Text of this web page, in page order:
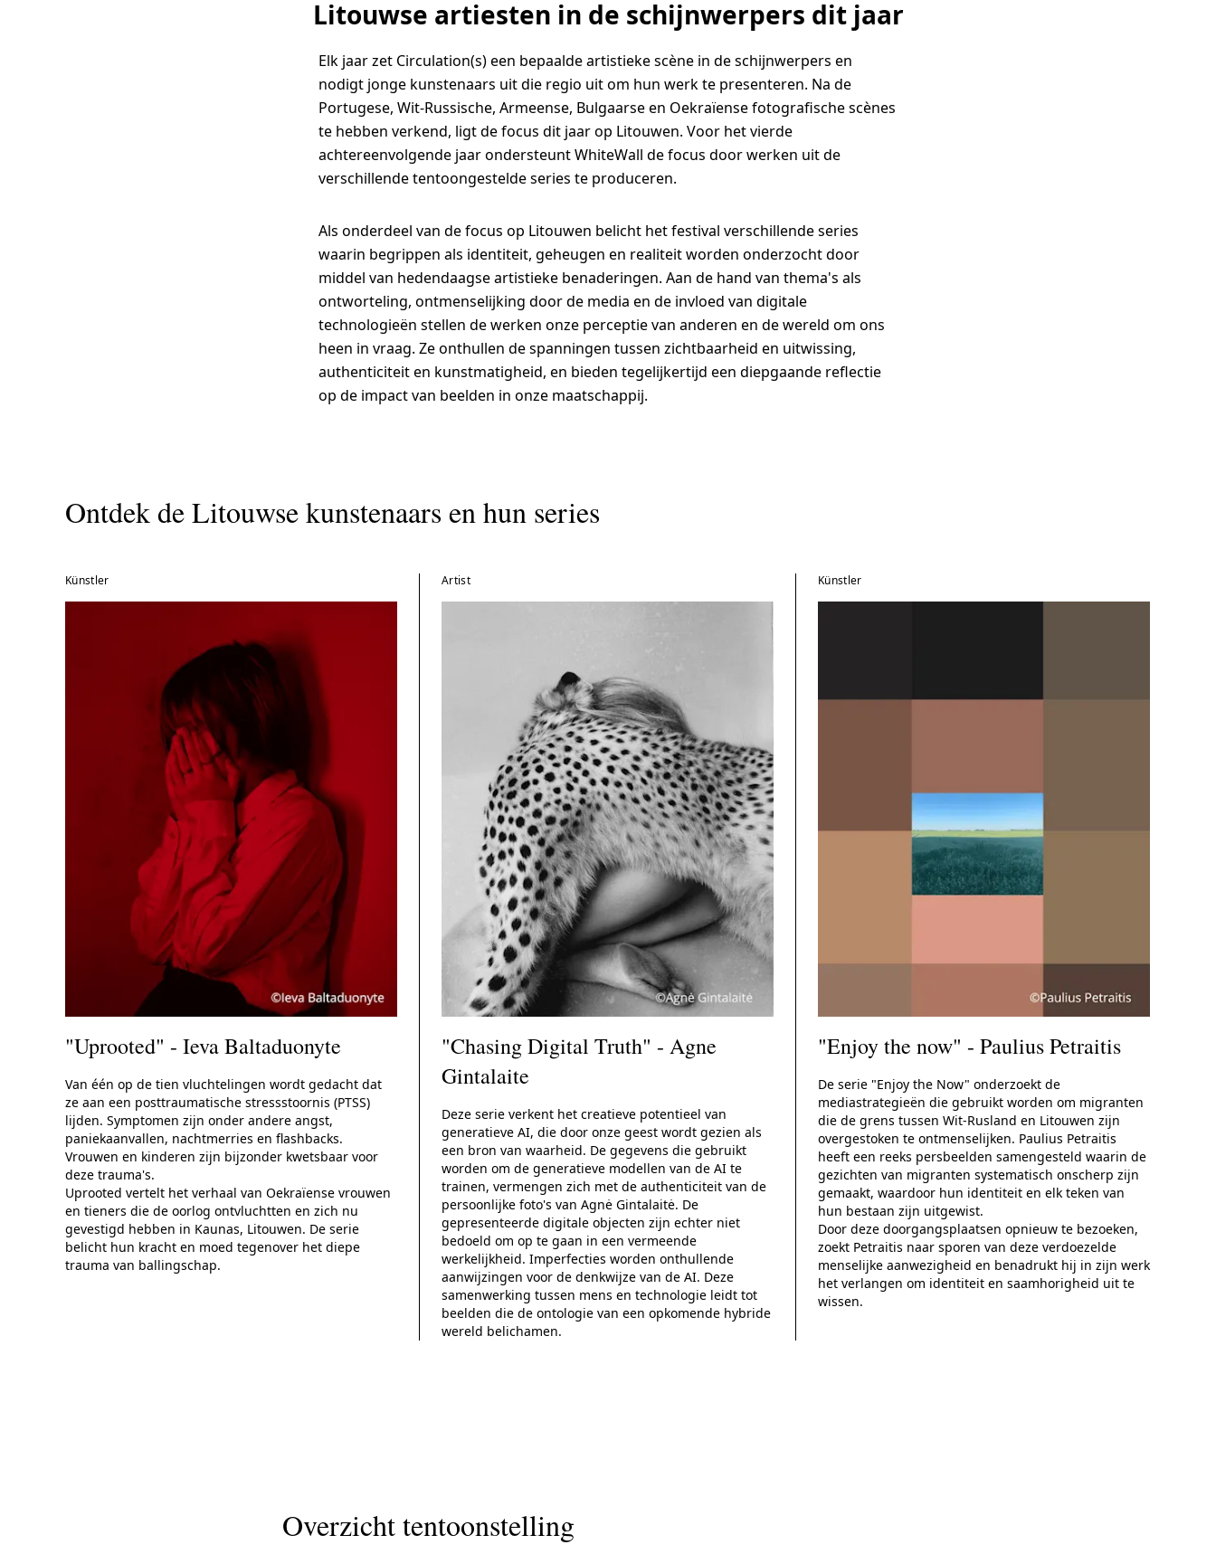
Litouwse artiesten in de schijnwerpers dit jaar
Elk jaar zet Circulation(s) een bepaalde artistieke scène in de schijnwerpers en
nodigt jonge kunstenaars uit die regio uit om hun werk te presenteren. Na de
Portugese, Wit-Russische, Armeense, Bulgaarse en Oekraïense fotografische scènes
te hebben verkend, ligt de focus dit jaar op Litouwen. Voor het vierde
achtereenvolgende jaar ondersteunt WhiteWall de focus door werken uit de
verschillende tentoongestelde series te produceren.
Als onderdeel van de focus op Litouwen belicht het festival verschillende series
waarin begrippen als identiteit, geheugen en realiteit worden onderzocht door
middel van hedendaagse artistieke benaderingen. Aan de hand van thema's als
ontworteling, ontmenselijking door de media en de invloed van digitale
technologieën stellen de werken onze perceptie van anderen en de wereld om ons
heen in vraag. Ze onthullen de spanningen tussen zichtbaarheid en uitwissing,
authenticiteit en kunstmatigheid, en bieden tegelijkertijd een diepgaande reflectie
op de impact van beelden in onze maatschappij.
Ontdek de Litouwse kunstenaars en hun series
Künstler
"Uprooted" - Ieva Baltaduonyte
Van één op de tien vluchtelingen wordt gedacht dat
ze aan een posttraumatische stressstoornis (PTSS)
lijden. Symptomen zijn onder andere angst,
paniekaanvallen, nachtmerries en flashbacks.
Vrouwen en kinderen zijn bijzonder kwetsbaar voor
deze trauma's.
Uprooted vertelt het verhaal van Oekraïense vrouwen
en tieners die de oorlog ontvluchtten en zich nu
gevestigd hebben in Kaunas, Litouwen. De serie
belicht hun kracht en moed tegenover het diepe
trauma van ballingschap.
Artist
"Chasing Digital Truth" - Agne
Gintalaite
Deze serie verkent het creatieve potentieel van
generatieve AI, die door onze geest wordt gezien als
een bron van waarheid. De gegevens die gebruikt
worden om de generatieve modellen van de AI te
trainen, vermengen zich met de authenticiteit van de
persoonlijke foto's van Agnė Gintalaitė. De
gepresenteerde digitale objecten zijn echter niet
bedoeld om op te gaan in een vermeende
werkelijkheid. Imperfecties worden onthullende
aanwijzingen voor de denkwijze van de AI. Deze
samenwerking tussen mens en technologie leidt tot
beelden die de ontologie van een opkomende hybride
wereld belichamen.
Künstler
"Enjoy the now" - Paulius Petraitis
De serie "Enjoy the Now" onderzoekt de
mediastrategieën die gebruikt worden om migranten
die de grens tussen Wit-Rusland en Litouwen zijn
overgestoken te ontmenselijken. Paulius Petraitis
heeft een reeks persbeelden samengesteld waarin de
gezichten van migranten systematisch onscherp zijn
gemaakt, waardoor hun identiteit en elk teken van
hun bestaan zijn uitgewist.
Door deze doorgangsplaatsen opnieuw te bezoeken,
zoekt Petraitis naar sporen van deze verdoezelde
menselijke aanwezigheid en benadrukt hij in zijn werk
het verlangen om identiteit en saamhorigheid uit te
wissen.
Overzicht tentoonstelling